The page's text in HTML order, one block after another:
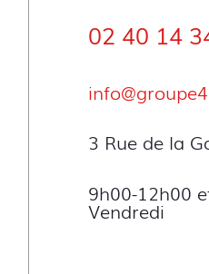
02 40 14
3 Rue de la
9h00-12h00
Vendredi